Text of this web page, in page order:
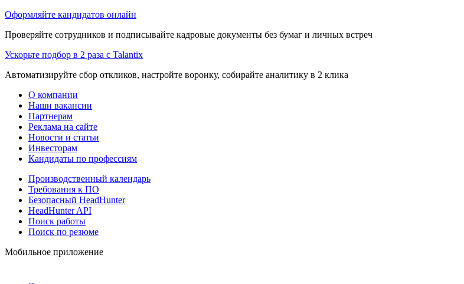
Оформляйте кандидатов онлайн
Проверяйте сотрудников и подписывайте кадровые документы без бумаг и личных встреч
Ускорьте подбор в 2 раза с Talantix
Автоматизируйте сбор откликов, настройте воронку, собирайте аналитику в 2 клика
О компании
Наши вакансии
Партнерам
Реклама на сайте
Новости и статьи
Инвесторам
Кандидаты по профессиям
Производственный календарь
Требования к ПО
Безопасный HeadHunter
HeadHunter API
Поиск работы
Поиск по резюме
Мобильное приложение